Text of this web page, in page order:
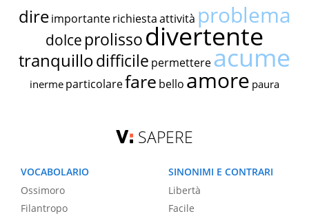
dire importante richiestaattività problema
dolce prolissodivertente
tranquillodifficile permettereacume
inerme particolarefare bello amore paura
SAPERE
VOCABOLARIO
Ossimoro
Filantropo
SINONIMI E CONTRARI
Libertà
Facile